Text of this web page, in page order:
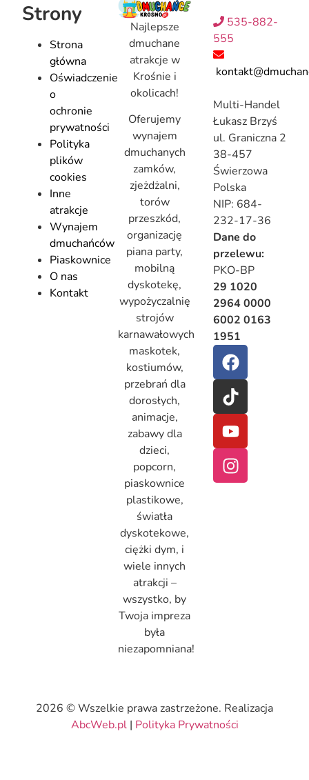
Strony
Strona
główna
Oświadczenie
o
ochronie
prywatności
Polityka
plików
cookies
Inne
atrakcje
Wynajem
dmuchańców
Piaskownice
O nas
Kontakt
Najlepsze
dmuchane
atrakcje w
Krośnie i
okolicach!
Oferujemy
wynajem
dmuchanych
zamków,
zjeżdżalni,
torów
przeszkód,
organizację
piana party,
mobilną
dyskotekę,
wypożyczalnię
strojów
karnawałowych
maskotek,
kostiumów,
przebrań dla
dorosłych,
animacje,
zabawy dla
dzieci,
popcorn,
piaskownice
plastikowe,
światła
dyskotekowe,
ciężki dym, i
wiele innych
atrakcji –
wszystko, by
Twoja impreza
była
niezapomniana!
535-882-
555
Multi-Handel
Łukasz Brzyś
ul. Graniczna 2
38-457
Świerzowa
Polska
NIP: 684-
232-17-36
Dane do
przelewu:
PKO-BP
29 1020
2964 0000
6002 0163
1951
2026 © Wszelkie prawa zastrzeżone. Realizacja
AbcWeb.pl| Polityka Prywatności